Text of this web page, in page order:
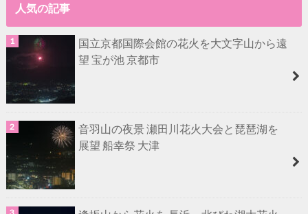
人気の記事
国立京都国際会館の花火を大文字山から遠
望 宝が池 京都市
音羽山の夜景 瀬田川花火大会と琵琶湖を
展望 船幸祭 大津